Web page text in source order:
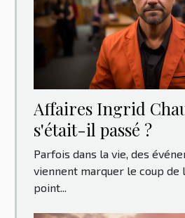
Affaires Ingrid
s'était-il passé ?
Parfois dans la vie, des
viennent marquer le coup
point...